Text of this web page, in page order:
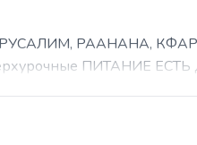
РААНАНА,
ПИТАНИЕ ЕСТЬ